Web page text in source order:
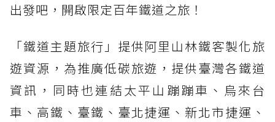
出發吧，開啟限定百年鐵道之旅！
「鐵道主題旅行」提供阿里山林鐵客製化旅
遊資源，為推廣低碳旅遊，提供臺灣各鐵道
資訊，同時也連結太平山蹦蹦車、烏來台
車、高鐵、臺鐵、臺北捷運、新北市捷運、